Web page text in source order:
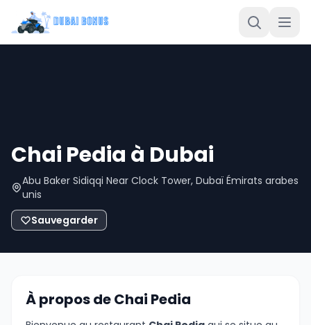
Chai Pedia à Dubai
Abu Baker Sidiqqi Near Clock Tower, Dubaï Émirats arabes
unis
Sauvegarder
À propos de Chai Pedia